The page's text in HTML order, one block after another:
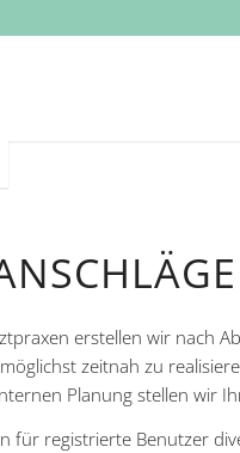
erstellen wir nach
zeitnah zu
Planung stellen wir
für registrierte Benutzer